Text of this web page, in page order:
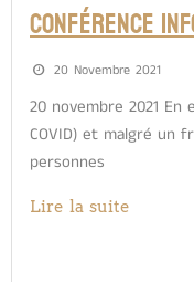
Conférence
20 Novembre 2021
20 novembre 2021
COVID) et malgré un
personnes
Lire la suite